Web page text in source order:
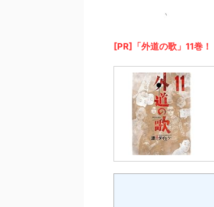
[PR]「外道の歌」11巻！